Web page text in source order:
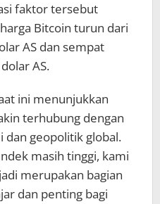
faktor tersebut
Bitcoin turun dari
AS dan sempat
AS.
ini menunjukkan
terhubung dengan
geopolitik global.
masih tinggi, kami
merupakan bagian
dan penting bagi